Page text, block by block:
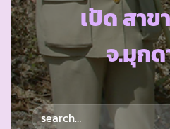
เป้ด สาข
จ.มุกด